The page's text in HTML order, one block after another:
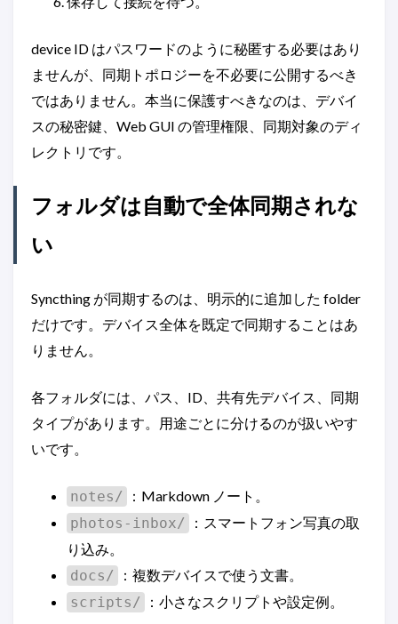
device ID はパスワードのように秘匿する必要はあり
ませんが、同期トポロジーを不必要に公開するべき
ではありません。本当に保護すべきなのは、デバイ
スの秘密鍵、Web GUI の管理権限、同期対象のディ
レクトリです。
フォルダは自動で全体同期されな
い
Syncthing が同期するのは、明示的に追加した folder
だけです。デバイス全体を既定で同期することはあ
りません。
各フォルダには、パス、ID、共有先デバイス、同期
タイプがあります。用途ごとに分けるのが扱いやす
いです。
notes/
：Markdown ノート。
photos-inbox/
：スマートフォン写真の取
り込み。
docs/
：複数デバイスで使う文書。
scripts/
：小さなスクリプトや設定例。